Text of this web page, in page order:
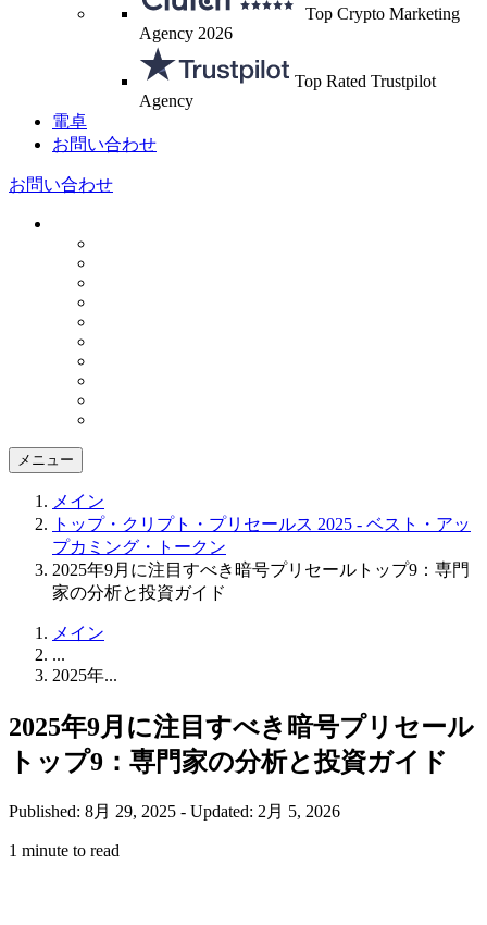
Top Crypto Marketing
Agency 2026
Top Rated Trustpilot
Agency
電卓
お問い合わせ
お問い合わせ
メニュー
メイン
トップ・クリプト・プリセールス 2025 - ベスト・アッ
プカミング・トークン
2025年9月に注目すべき暗号プリセールトップ9：専門
家の分析と投資ガイド
メイン
...
2025年...
2025年9月に注目すべき暗号プリセール
トップ9：専門家の分析と投資ガイド
Published: 8月 29, 2025 - Updated: 2月 5, 2026
1 minute to read